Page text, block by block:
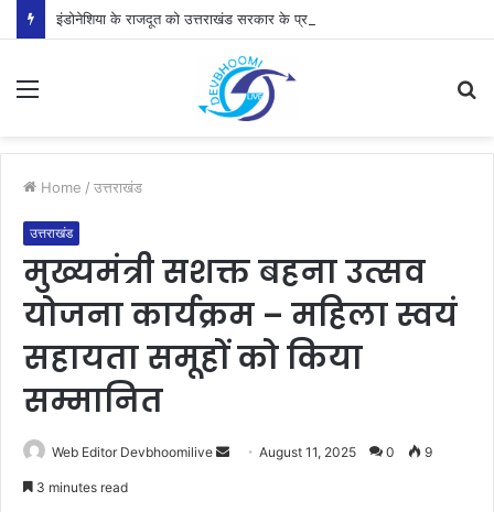
इंडोनेशिया के राजदूत को उत्तराखंड सरकार के प्रयासों की जानकारी दी
Menu
Home / उत्तराखंड
उत्तराखंड
मुख्यमंत्री सशक्त बहना उत्सव
योजना कार्यक्रम – महिला स्वयं
सहायता समूहों को किया
सम्मानित
Web Editor Devbhoomilive
SendAugust 11, 2025 0 9
3 minutes read